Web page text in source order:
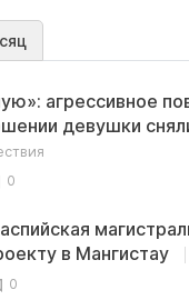
агрессивное
девушки
0
в Мангистау
0